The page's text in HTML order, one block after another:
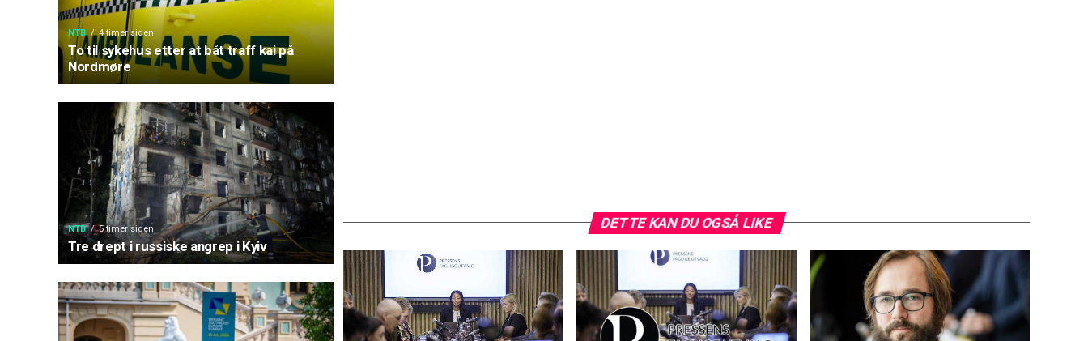
NTB 4 timer siden
To til sykehus etter at båt traff kai på
Nordmøre
NTB 5 timer siden
Tre drept i russiske angrep i Kyiv
DETTE KAN DU OGSÅ LIKE